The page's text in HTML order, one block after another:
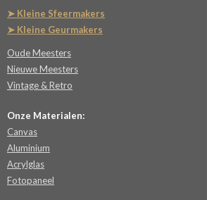
➤ Kleine Sfeermakers
➤ Kleine Geurmakers
Oude Meesters
Nieuwe Meesters
Vintage & Retro
Onze Materialen:
Canvas
Aluminium
Acrylglas
Fotopaneel